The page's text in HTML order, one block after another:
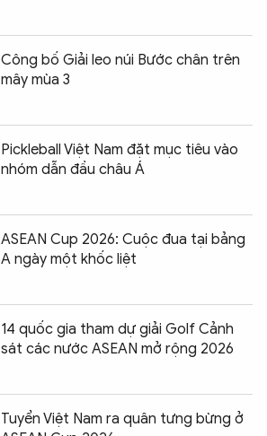
Công bố Giải leo núi Bước chân trên
mây mùa 3
Pickleball Việt Nam đặt mục tiêu vào
nhóm dẫn đầu châu Á
ASEAN Cup 2026: Cuộc đua tại bảng
A ngày một khốc liệt
14 quốc gia tham dự giải Golf Cảnh
sát các nước ASEAN mở rộng 2026
Tuyển Việt Nam ra quân tưng bừng ở